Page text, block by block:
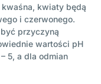
kwiaty będą
i czerwonego.
przyczyną
wartości pH
5, a dla odmian